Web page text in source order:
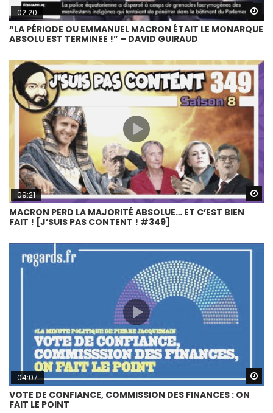
02:20
“LA PÉRIODE OU EMMANUEL MACRON ÉTAIT LE MONARQUE
ABSOLU EST TERMINEE !” – DAVID GUIRAUD
09:21
MACRON PERD LA MAJORITÉ ABSOLUE… ET C’EST BIEN
FAIT ! [J’SUIS PAS CONTENT ! #349]
04:07
VOTE DE CONFIANCE, COMMISSION DES FINANCES : ON
FAIT LE POINT